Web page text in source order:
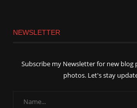
NEWSLETTER
Subscribe my Newsletter for new blog
photos. Let's stay